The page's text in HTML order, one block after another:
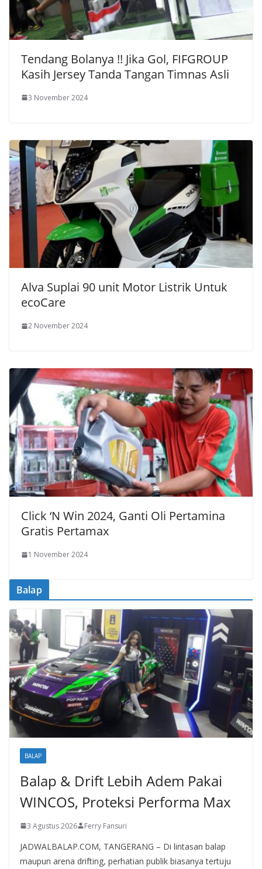
Tendang Bolanya !! Jika Gol, FIFGROUP
Kasih Jersey Tanda Tangan Timnas Asli
3 November 2024
Alva Suplai 90 unit Motor Listrik Untuk
ecoCare
2 November 2024
Click ‘N Win 2024, Ganti Oli Pertamina
Gratis Pertamax
1 November 2024
Balap
BALAP
Balap & Drift Lebih Adem Pakai
WINCOS, Proteksi Performa Max
3 Agustus 2026 Ferry Fansuri
JADWALBALAP.COM, TANGERANG – Di lintasan balap
maupun arena drifting, perhatian publik biasanya tertuju